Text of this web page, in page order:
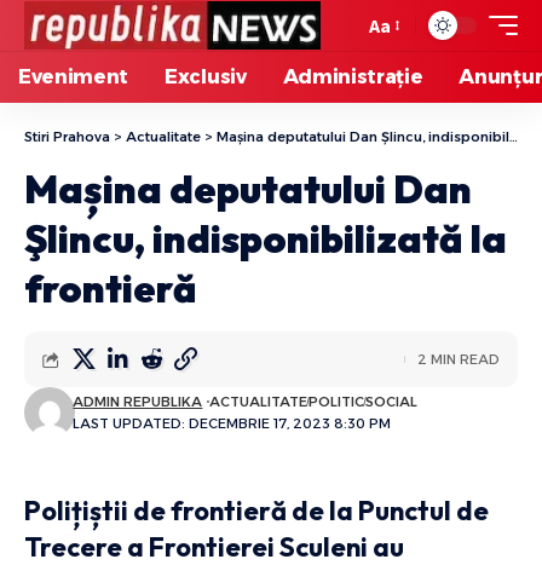
Aa
Eveniment Exclusiv Administrație
Stiri Prahova > Actualitate > Mașina deputatului Dan Şlincu, indisponibilizată la frontieră
Mașina deputatului Dan
Şlincu, indisponibilizată la
frontieră
LAST UPDATED: DECEMBRIE 17, 2023 8:30 PM
ADMIN REPUBLIKA ACTUALITATEPOLITICSOCIAL
2 MIN READ
Polițiștii de frontieră de la Punctul de
Trecere a Frontierei Sculeni au